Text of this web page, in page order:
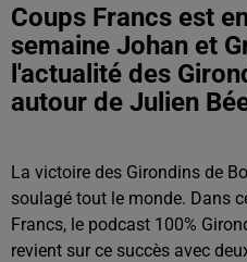
Coups Francs est
semaine Johan et
l'actualité des
autour de Julien
La victoire des Girondins de
soulagé tout le monde. Dans
Francs, le podcast 100%
revient sur ce succès avec